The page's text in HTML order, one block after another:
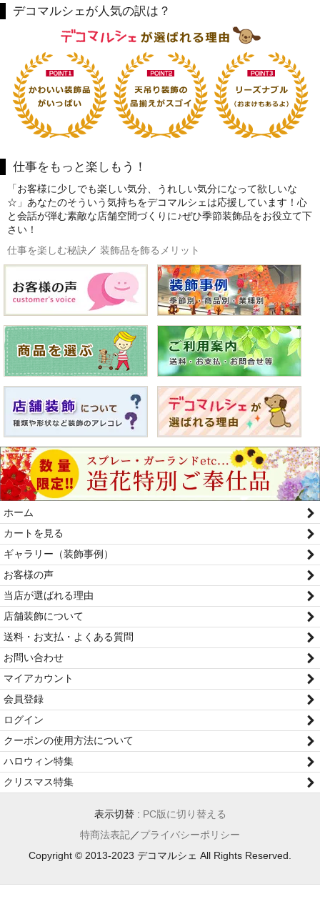
デコマルシェが人気の訳は？
仕事をもっと楽しもう！
「お客様に少しでも楽しい気分、うれしい気分になって欲しいな
☆」あなたのそういう気持ちをデコマルシェは応援しています！心
と会話が弾む素敵な店舗空間づくりに♪ぜひ季節装飾品をお役立て下
さい！
仕事を楽しむ秘訣／ 装飾品を飾るメリット
ホーム
カートを見る
ギャラリー（装飾事例）
お客様の声
当店が選ばれる理由
店舗装飾について
送料・お支払・よくある質問
お問い合わせ
マイアカウント
会員登録
ログイン
クーポンの使用方法について
ハロウィン特集
クリスマス特集
表示切替 : PC版に切り替える
特商法表記／プライバシーポリシー
Copyright © 2013-2023 デコマルシェ All Rights Reserved.